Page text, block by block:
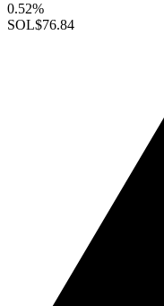
0.52%
SOL$76.84